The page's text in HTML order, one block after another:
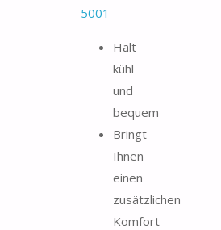
5001
Hält
kühl
und
bequem
Bringt
Ihnen
einen
zusätzlichen
Komfort